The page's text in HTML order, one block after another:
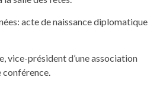
acte de naissance diplomatique
vice-président d’une association
conférence.